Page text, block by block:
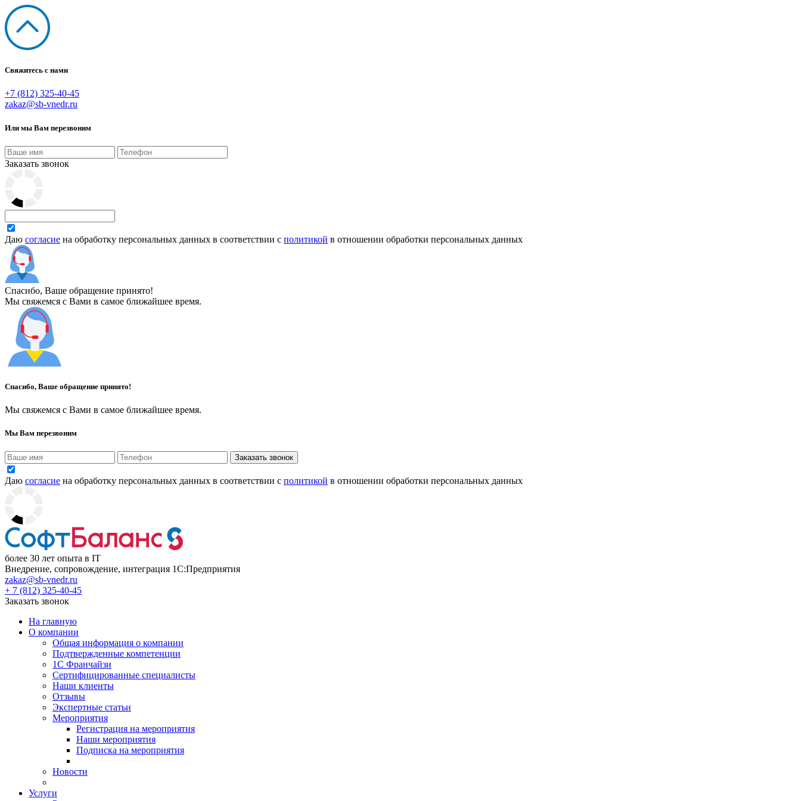
Свяжитесь с нами
+7 (812) 325-40-45
zakaz@sb-vnedr.ru
Или мы Вам перезвоним
Заказать звонок
Даю согласие на обработку персональных данных в соответствии с политикой в отношении обработки персональных данных
Спасибо, Ваше обращение принято!
Мы свяжемся с Вами в самое ближайшее время.
Спасибо, Ваше обращение принято!
Мы свяжемся с Вами в самое ближайшее время.
Мы Вам перезвоним
Заказать звонок
Даю согласие на обработку персональных данных в соответствии с политикой в отношении обработки персональных данных
более 30 лет опыта в IT
Внедрение, сопровождение, интеграция 1С:Предприятия
zakaz@sb-vnedr.ru
+ 7 (812) 325-40-45
Заказать звонок
На главную
О компании
Общая информация о компании
Подтвержденные компетенции
1С Франчайзи
Сертифицированные специалисты
Наши клиенты
Отзывы
Экспертные статьи
Мероприятия
Регистрация на мероприятия
Наши мероприятия
Подписка на мероприятия
Новости
Услуги